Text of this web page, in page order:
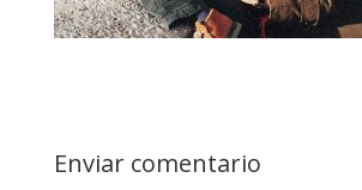
Enviar comentario